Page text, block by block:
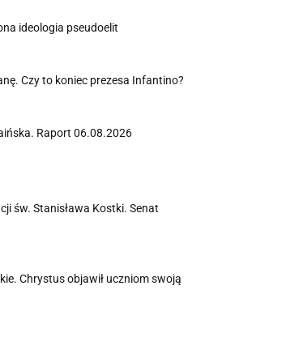
ideologia pseudoelit
Czy to koniec prezesa Infantino?
Raport 06.08.2026
św. Stanisława Kostki. Senat
Chrystus objawił uczniom swoją